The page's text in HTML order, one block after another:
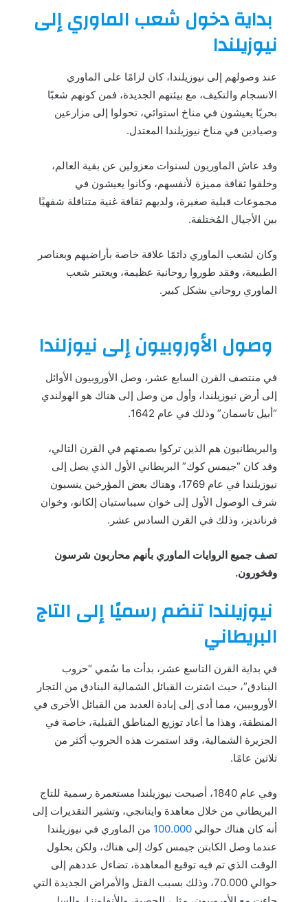
بداية دخول شعب الماوري إلى
نيوزيلندا
عند وصولهم إلى نيوزيلندا، كان لزامًا على الماوري
الانسجام والتكيف، مع بيئتهم الجديدة، فمن كونهم شعبًا
بحريًا يعيشون في مناخ استوائي، تحولوا إلى مزارعين
وصيادين في مناخ نيوزيلندا المعتدل.
وقد عاش الماوريون لسنوات معزولين عن بقية العالم،
وخلقوا ثقافة مميزة لأنفسهم، وكانوا يعيشون في
مجموعات قبلية صغيرة، ولديهم ثقافة غنية متناقلة شفهيًا
بين الأجيال المُختلفة.
وكان لشعب الماوري دائمًا علاقة خاصة بأراضيهم وبعناصر
الطبيعة، وفقد طوروا روحانية عظيمة، ويعتبر شعب
الماوري روحاني بشكل كبير.
وصول الأوروبيون إلى نيوزلندا
في منتصف القرن السابع عشر، وصل الأوروبيون الأوائل
إلى أرض نيوزيلندا، وأول من وصل إلى هناك هو الهولندي
“أبيل تاسمان” وذلك في عام 1642.
والبريطانيون هم الذين تركوا بصمتهم في القرن التالي،
وقد كان “جيمس كوك” البريطاني الأول الذي يصل إلى
نيوزيلندا في عام 1769، وهناك بعض المؤرخين ينسبون
شرف الوصول الأول إلى خوان سيباستيان إلكانو، وخوان
فرنانديز، وذلك في القرن السادس عشر.
تصف جميع الروايات الماوري بأنهم محاربون شرسون
وفخورون.
نيوزيلندا تنضم رسميًا إلى التاج
البريطاني
في بداية القرن التاسع عشر، بدأت ما سُمي “حروب
البنادق”، حيث اشترت القبائل الشمالية البنادق من التجار
الأوروبيين، مما أدى إلى إبادة العديد من القبائل الأخرى في
المنطقة، وهذا ما أعاد توزيع المناطق القبلية، خاصة في
الجزيرة الشمالية، وقد استمرت هذه الحروب أكثر من
ثلاثين عامًا.
وفي عام 1840، أصبحت نيوزيلندا مستعمرة رسمية للتاج
البريطاني من خلال معاهدة وايتانجي، وتشير التقديرات إلى
أنه كان هناك حوالي 100.000 من الماوري في نيوزيلندا
عندما وصل الكابتن جيمس كوك إلى هناك، ولكن بحلول
الوقت الذي تم فيه توقيع المعاهدة، تضاءل عددهم إلى
حوالي 70.000، وذلك بسبب القتل والأمراض الجديدة التي